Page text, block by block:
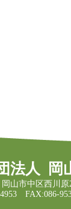
法人 岡
岡山市中区西川原
FAX:086-